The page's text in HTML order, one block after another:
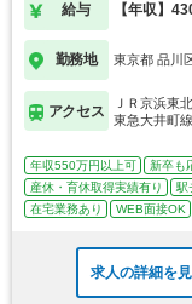
給与 【年収】
勤務地 東京都 品川
アクセス
ＪＲ京浜東
東急大井町
年収550万円以上可 新卒も
産休・育休取得実績有り
駅
在宅業務あり
WEB面接OK
求人の詳細を